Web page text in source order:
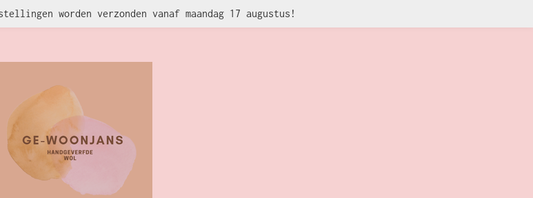
worden verzonden vanaf maandag 17 augustus!